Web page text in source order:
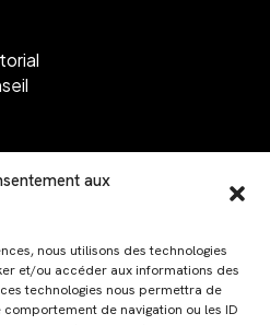
aux
nous utilisons des technologies
et/ou accéder aux informations des
technologies nous permettra de
de navigation ou les ID